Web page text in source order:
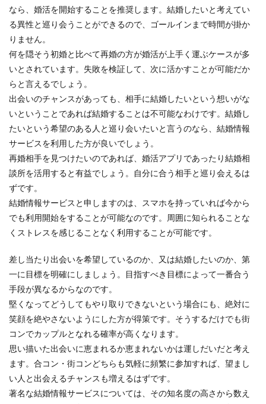
なら、婚活を開始することを推奨します。結婚したいと考えてい
る異性と巡り会うことができるので、ゴールインまで時間が掛か
りません。
何を隠そう初婚と比べて再婚の方が婚活が上手く運ぶケースが多
いとされています。失敗を検証して、次に活かすことが可能だか
らと言えるでしょう。
出会いのチャンスがあっても、相手に結婚したいという想いがな
いということであれば結婚することは不可能なわけです。結婚し
たいという希望のある人と巡り会いたいと言うのなら、結婚情報
サービスを利用した方が良いでしょう。
再婚相手を見つけたいのであれば、婚活アプリであったり結婚相
談所を活用すると有益でしょう。自分に合う相手と巡り会えるは
ずです。
結婚情報サービスと申しますのは、スマホを持っていれば今から
でも利用開始をすることが可能なのです。周囲に知られることな
くストレスを感じることなく利用することが可能です。
差し当たり出会いを希望しているのか、又は結婚したいのか、第
一に目標を明確にしましょう。目指すべき目標によって一番合う
手段が異なるからなのです。
堅くなってどうしてもやり取りできないという場合にも、絶対に
笑顔を絶やさないようにした方が得策です。そうするだけでも街
コンでカップルとなれる確率が高くなります。
思い描いた出会いに恵まれるか恵まれないかは運しだいだと考え
ます。合コン・街コンどちらも気軽に頻繁に参加すれば、望まし
い人と出会えるチャンスも増えるはずです。
著名な結婚情報サービスについては、その知名度の高さから数え